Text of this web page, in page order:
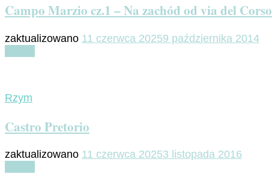
Campo Marzio cz.1 – Na zachód od via del Corso
zaktualizowano 11 czerwca 20259 października 2014
Rzym
Castro Pretorio
zaktualizowano 11 czerwca 20253 listopada 2016